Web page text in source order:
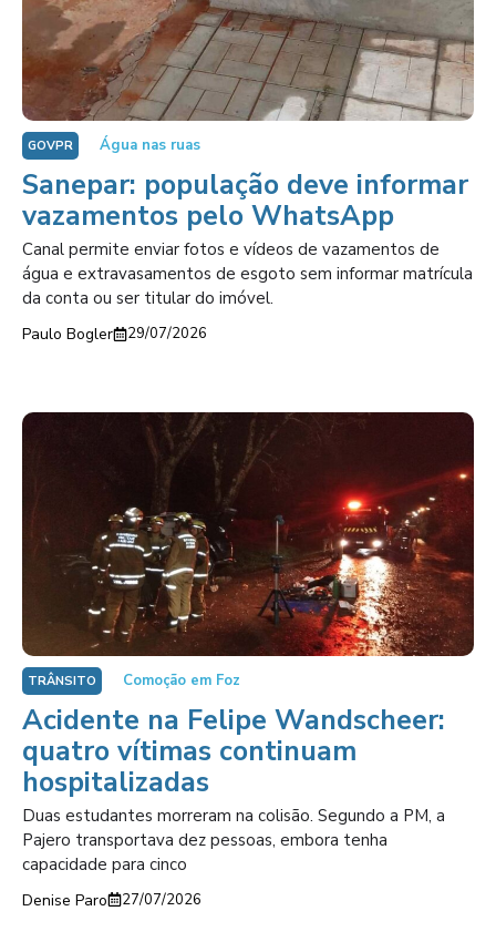
GOVPR Água nas ruas
Sanepar: população deve informar
vazamentos pelo WhatsApp
Canal permite enviar fotos e vídeos de vazamentos de
água e extravasamentos de esgoto sem informar matrícula
da conta ou ser titular do imóvel.
Paulo Bogler 29/07/2026
TRÂNSITO Comoção em Foz
Acidente na Felipe Wandscheer:
quatro vítimas continuam
hospitalizadas
Duas estudantes morreram na colisão. Segundo a PM, a
Pajero transportava dez pessoas, embora tenha
capacidade para cinco
Denise Paro 27/07/2026